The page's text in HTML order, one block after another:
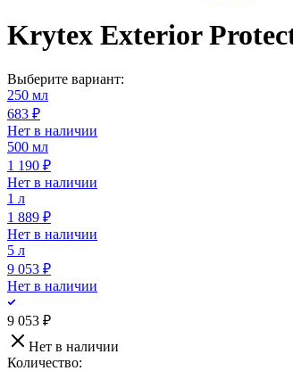
Krytex Exterior
Выберите вариант:
250 мл
683 ₽
Нет в наличии
500 мл
1 190 ₽
Нет в наличии
1 л
1 889 ₽
Нет в наличии
5 л
9 053 ₽
Нет в наличии
9 053 ₽
Нет в наличии
Количество: